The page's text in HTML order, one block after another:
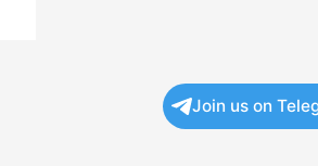
Join us on